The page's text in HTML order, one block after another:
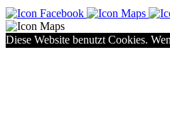
Diese Website benutzt Cookies.